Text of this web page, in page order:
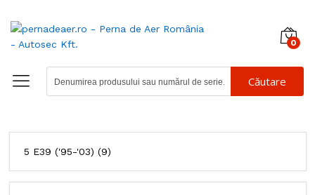
0
Căutare
5 E39 ('95-'03) (9)